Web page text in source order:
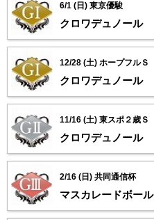
6/1 (日) 東京優駿
クロワデュノール
12/28 (土) ホープフルＳ
クロワデュノール
11/16 (土) 東スポ２歳Ｓ
クロワデュノール
2/16 (日) 共同通信杯
マスカレードボール